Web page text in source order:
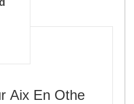
Aix En Othe